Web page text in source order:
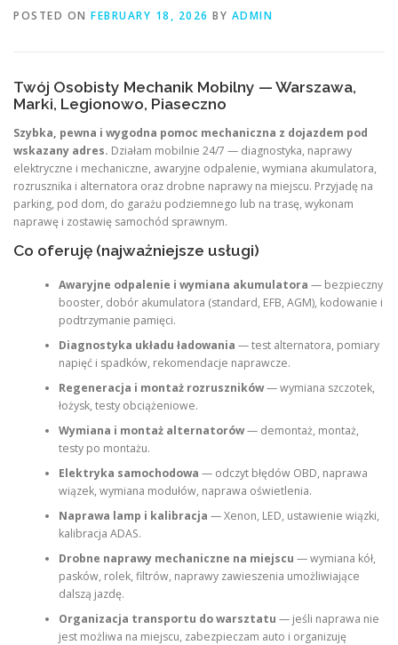
POSTED ON FEBRUARY 18, 2026 BY ADMIN
Twój Osobisty Mechanik Mobilny — Warszawa,
Marki, Legionowo, Piaseczno
Szybka, pewna i wygodna pomoc mechaniczna z dojazdem pod
wskazany adres. Działam mobilnie 24/7 — diagnostyka, naprawy
elektryczne i mechaniczne, awaryjne odpalenie, wymiana akumulatora,
rozrusznika i alternatora oraz drobne naprawy na miejscu. Przyjadę na
parking, pod dom, do garażu podziemnego lub na trasę, wykonam
naprawę i zostawię samochód sprawnym.
Co oferuję (najważniejsze usługi)
Awaryjne odpalenie i wymiana akumulatora — bezpieczny
booster, dobór akumulatora (standard, EFB, AGM), kodowanie i
podtrzymanie pamięci.
Diagnostyka układu ładowania — test alternatora, pomiary
napięć i spadków, rekomendacje naprawcze.
Regeneracja i montaż rozruszników— wymiana szczotek,
łożysk, testy obciążeniowe.
Wymiana i montaż alternatorów— demontaż, montaż,
testy po montażu.
Elektryka samochodowa — odczyt błędów OBD, naprawa
wiązek, wymiana modułów, naprawa oświetlenia.
Naprawa lamp i kalibracja — Xenon, LED, ustawienie wiązki,
kalibracja ADAS.
Drobne naprawy mechaniczne na miejscu — wymiana kół,
pasków, rolek, filtrów, naprawy zawieszenia umożliwiające
dalszą jazdę.
Organizacja transportu do warsztatu — jeśli naprawa nie
jest możliwa na miejscu, zabezpieczam auto i organizuję